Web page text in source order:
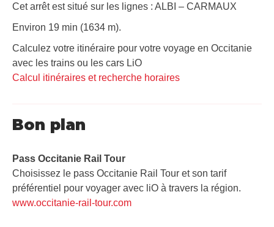
Cet arrêt est situé sur les lignes : ALBI – CARMAUX
Environ 19 min (1634 m).
Calculez votre itinéraire pour votre voyage en Occitanie
avec les trains ou les cars LiO
Calcul itinéraires et recherche horaires
Bon plan
Pass Occitanie Rail Tour​
Choisissez le pass Occitanie Rail Tour et son tarif
préférentiel pour voyager avec liO à travers la région.
www.occitanie-rail-tour.com